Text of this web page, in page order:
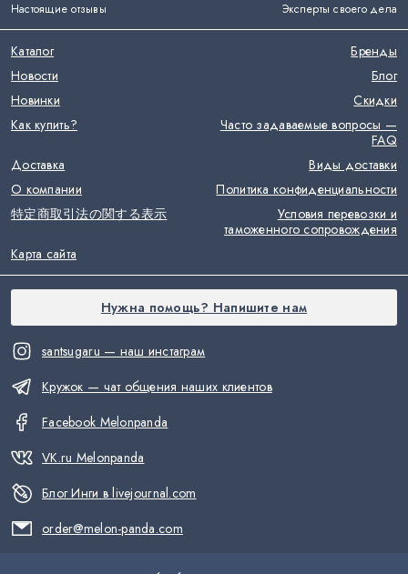
Настоящие отзывы
Эксперты своего дела
santsugaru — наш инстаграм
Кружок — чат общения наших клиентов
Facebook Melonpanda
VK.ru Melonpanda
Блог Инги в livejournal.com
order@melon-panda.com
Каталог
Бренды
Новости
Блог
Новинки
Скидки
Как купить?
Часто задаваемые вопросы —
FAQ
Доставка
Виды доставки
О компании
Политика конфиденциальности
特定商取引法の関する表示
Условия перевозки и
таможенного сопровождения
Карта сайта
Нужна помощь? Напишите нам